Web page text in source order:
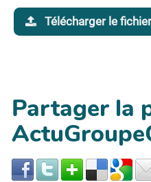
Télécharger le
Partager la